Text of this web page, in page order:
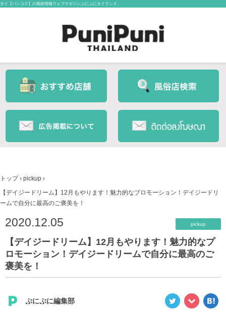
タイ【バンコク】の風俗情報ウェブマガジンぷにぷにタイランド。
トップ › pickup ›
【デイジードリーム】12月もやります！魅力的なプロモーション！デイジードリ
ームで自分に最高のご褒美を！
2020.12.05 pickup
【デイジードリーム】12月もやります！魅力的なプ
ロモーション！デイジードリームで自分に最高のご
褒美を！
ぷにぷに編集部